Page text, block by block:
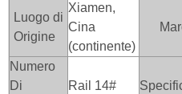
Luogo di
Origine
Xiamen,
Cina
(continente)
Numero
Di
Rail 14#